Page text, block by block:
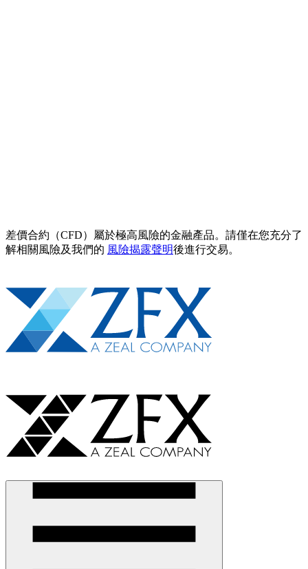
差價合約（CFD）屬於極高風險的金融產品。請僅在您充分了
解相關風險及我們的 風險揭露聲明後進行交易。